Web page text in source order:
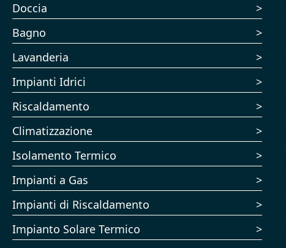
Doccia
Bagno
Lavanderia
Impianti Idrici
Riscaldamento
Climatizzazione
Isolamento Termico
Impianti a Gas
Impianti di Riscaldamento
Impianto Solare Termico